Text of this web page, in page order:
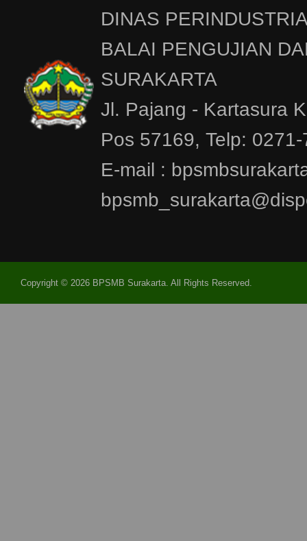
DINAS
BALAI PENGUJIAN
SURAKARTA
Jl. Pajang - Kartasura
Pos 57169, Telp:
E-mail :
Copyright © 2026 BPSMB Surakarta. All Rights Reserved.